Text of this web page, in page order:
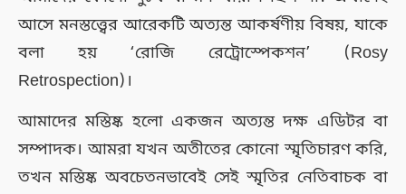
আসে মনস্তত্ত্বের আরেকটি অত্যন্ত আকর্ষণীয় বিষয়, যাকে
বলা হয় ‘রোজি রেট্রোস্পেকশন’ (Rosy
Retrospection)।
আমাদের মস্তিষ্ক হলো একজন অত্যন্ত দক্ষ এডিটর বা
সম্পাদক। আমরা যখন অতীতের কোনো স্মৃতিচারণ করি,
তখন মস্তিষ্ক অবচেতনভাবেই সেই স্মৃতির নেতিবাচক বা